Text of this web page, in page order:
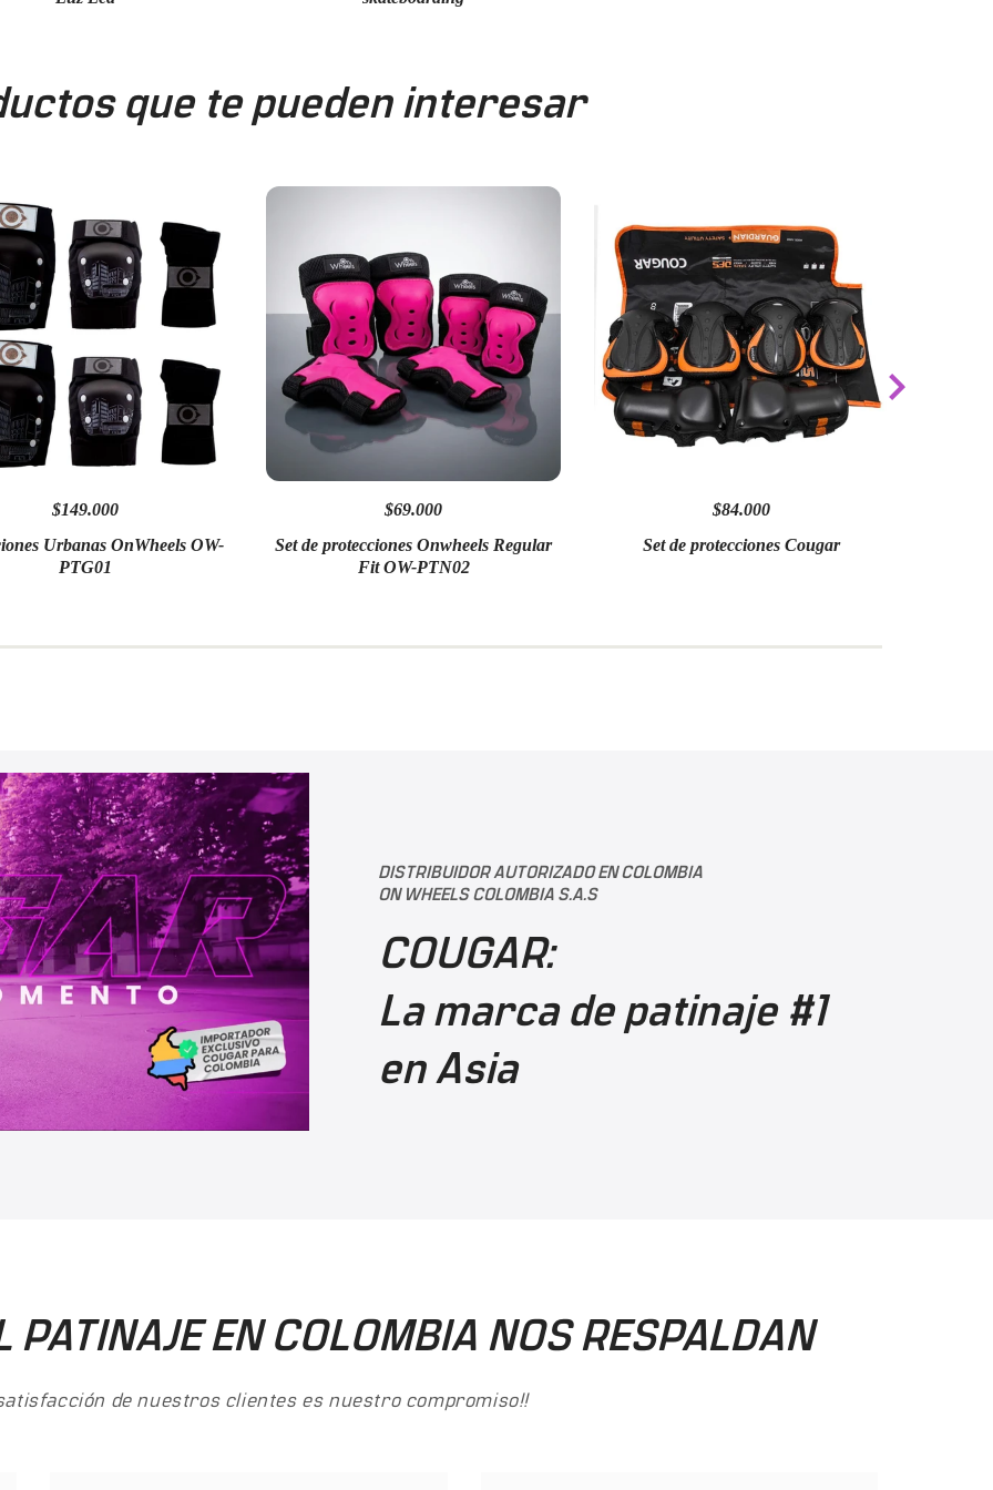
que te pueden interesar
$149.000
Urbanas OnWheels OW-
PTG01
$69.000
Set de protecciones Onwheels Regular
Fit OW-PTN02
$84.000
Set de protecciones Cougar
DISTRIBUIDOR AUTORIZADO EN COLOMBIA
ON WHEELS COLOMBIA S.A.S
COUGAR:
La marca de patinaje #1
en Asia
PATINAJE EN COLOMBIA NOS RESPALDAN
de nuestros clientes es nuestro compromiso!!